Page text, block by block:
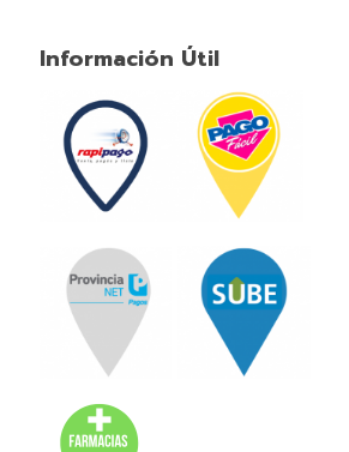
Información Útil